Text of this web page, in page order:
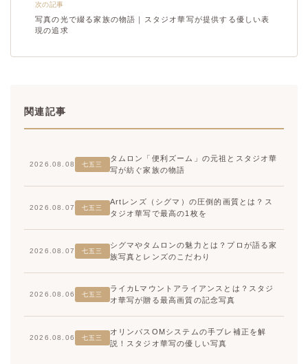
次の記事
写真の光で綴る家族の物語｜スタジオ華写が提供する優しい表
現の追求
関連記事
2026.08.08 七五三
タムロン「便利ズーム」の元祖とスタジオ華
写が紡ぐ家族の物語
2026.08.07 七五三
Artレンズ（シグマ）の圧倒的画質とは？ス
タジオ華写で最高の1枚を
2026.08.07 七五三
シグマやタムロンの魅力とは？プロが語る家
族写真とレンズのこだわり
2026.08.06 七五三
ライカLマウントアライアンスとは？スタジ
オ華写が贈る最高画質の記念写真
2026.08.06 七五三
オリンパスOMシステムの手ブレ補正を解
説！スタジオ華写の優しい写真